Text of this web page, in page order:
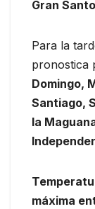
Gran
Para la
pronostica
Domingo,
Santiago,
la
máxima